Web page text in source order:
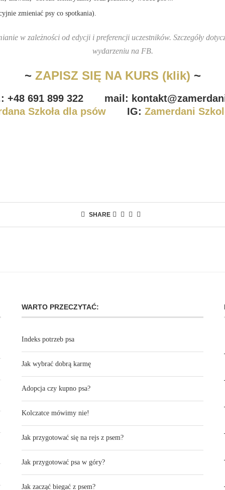
zmieniać psy co spotkania).
w zależności od edycji i preferencji uczestników. Szczegóły
wydarzeniu na FB.
~ ZAPISZ SIĘ NA KURS (klik) ~
+48 691 899 322 mail:
Szkoła dla psówIG: Zamerdani
SHARE
WARTO PRZECZYTAĆ:
Indeks potrzeb psa
Jak wybrać dobrą karmę
Adopcja czy kupno psa?
Kolczatce mówimy nie!
Jak przygotować się na rejs z psem?
Jak przygotować psa w góry?
Jak zacząć biegać z psem?